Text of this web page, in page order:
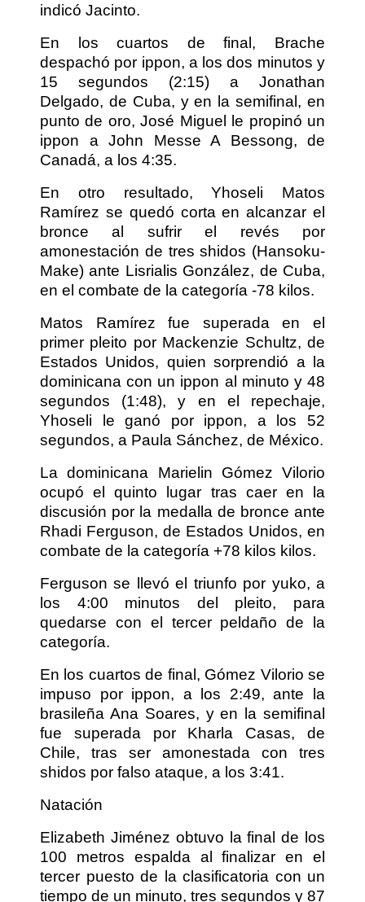
indicó Jacinto.
En los cuartos de final, Brache
despachó por ippon, a los dos minutos y
15 segundos (2:15) a Jonathan
Delgado, de Cuba, y en la semifinal, en
punto de oro, José Miguel le propinó un
ippon a John Messe A Bessong, de
Canadá, a los 4:35.
En otro resultado, Yhoseli Matos
Ramírez se quedó corta en alcanzar el
bronce al sufrir el revés por
amonestación de tres shidos (Hansoku-
Make) ante Lisrialis González, de Cuba,
en el combate de la categoría -78 kilos.
Matos Ramírez fue superada en el
primer pleito por Mackenzie Schultz, de
Estados Unidos, quien sorprendió a la
dominicana con un ippon al minuto y 48
segundos (1:48), y en el repechaje,
Yhoseli le ganó por ippon, a los 52
segundos, a Paula Sánchez, de México.
La dominicana Marielin Gómez Vilorio
ocupó el quinto lugar tras caer en la
discusión por la medalla de bronce ante
Rhadi Ferguson, de Estados Unidos, en
combate de la categoría +78 kilos kilos.
Ferguson se llevó el triunfo por yuko, a
los 4:00 minutos del pleito, para
quedarse con el tercer peldaño de la
categoría.
En los cuartos de final, Gómez Vilorio se
impuso por ippon, a los 2:49, ante la
brasileña Ana Soares, y en la semifinal
fue superada por Kharla Casas, de
Chile, tras ser amonestada con tres
shidos por falso ataque, a los 3:41.
Natación
Elizabeth Jiménez obtuvo la final de los
100 metros espalda al finalizar en el
tercer puesto de la clasificatoria con un
tiempo de un minuto, tres segundos y 87